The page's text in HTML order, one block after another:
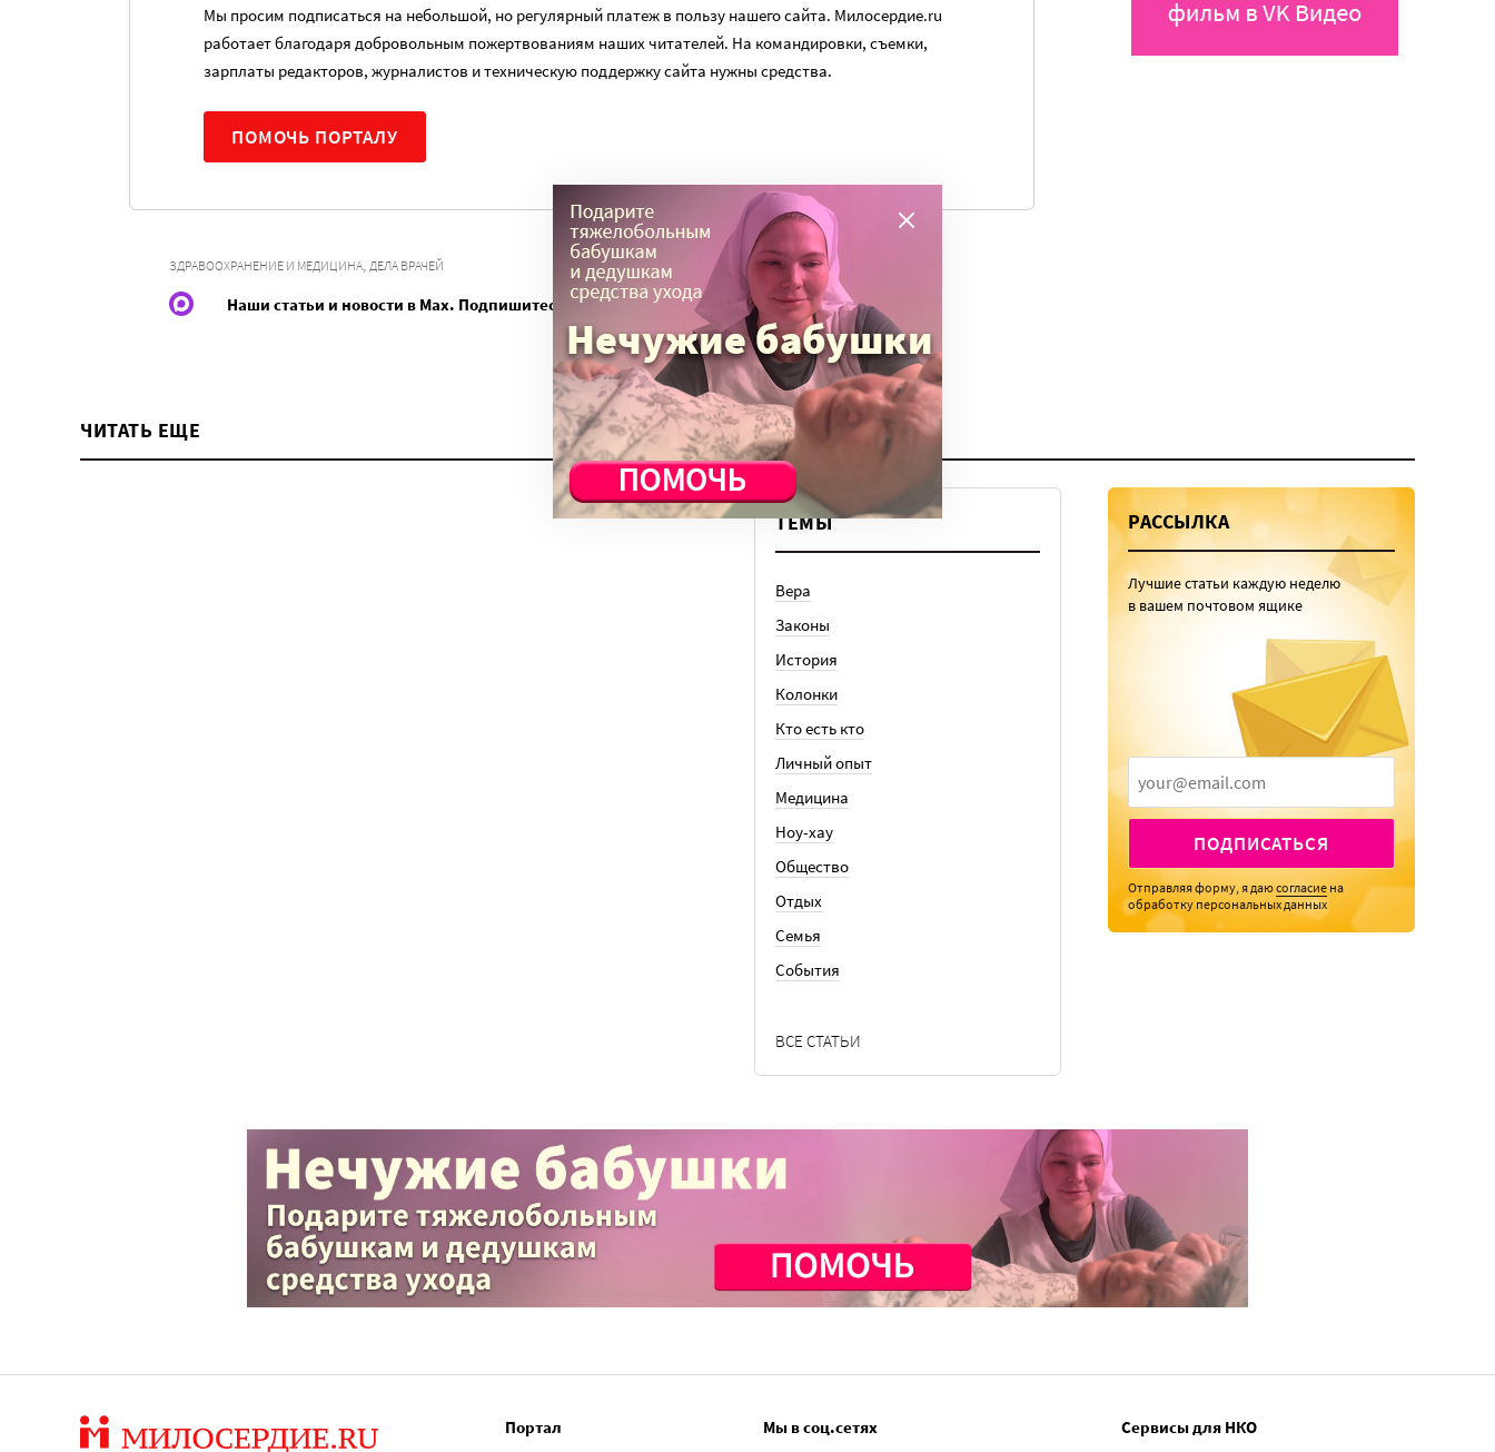
Мы просим подписаться на небольшой, но регулярный платеж в пользу нашего сайта. Милосердие.ru
работает благодаря добровольным пожертвованиям наших читателей. На командировки, съемки,
зарплаты редакторов, журналистов и техническую поддержку сайта нужны средства.
ПОМОЧЬ ПОРТАЛУ
ЗДРАВООХРАНЕНИЕ И МЕДИЦИНА, ДЕЛА ВРАЧЕЙ
Наши статьи и новости в Max. Подпишитесь
ЧИТАТЬ ЕЩЕ
ТЕМЫ
Вера
Законы
История
Колонки
Кто есть кто
Личный опыт
Медицина
Ноу-хау
Общество
Отдых
Семья
События
ВСЕ СТАТЬИ
РАССЫЛКА
Лучшие статьи каждую неделю
в вашем почтовом ящике
ПОДПИСАТЬСЯ
Отправляя форму, я даюсогласие на
обработку персональных данных
Портал Мы в соц.сетях Сервисы для НКО